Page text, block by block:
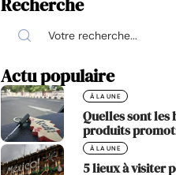
Recherche
Actu populaire
À LA UNE
Quelles sont les
produits
À LA UNE
5 lieux à visiter